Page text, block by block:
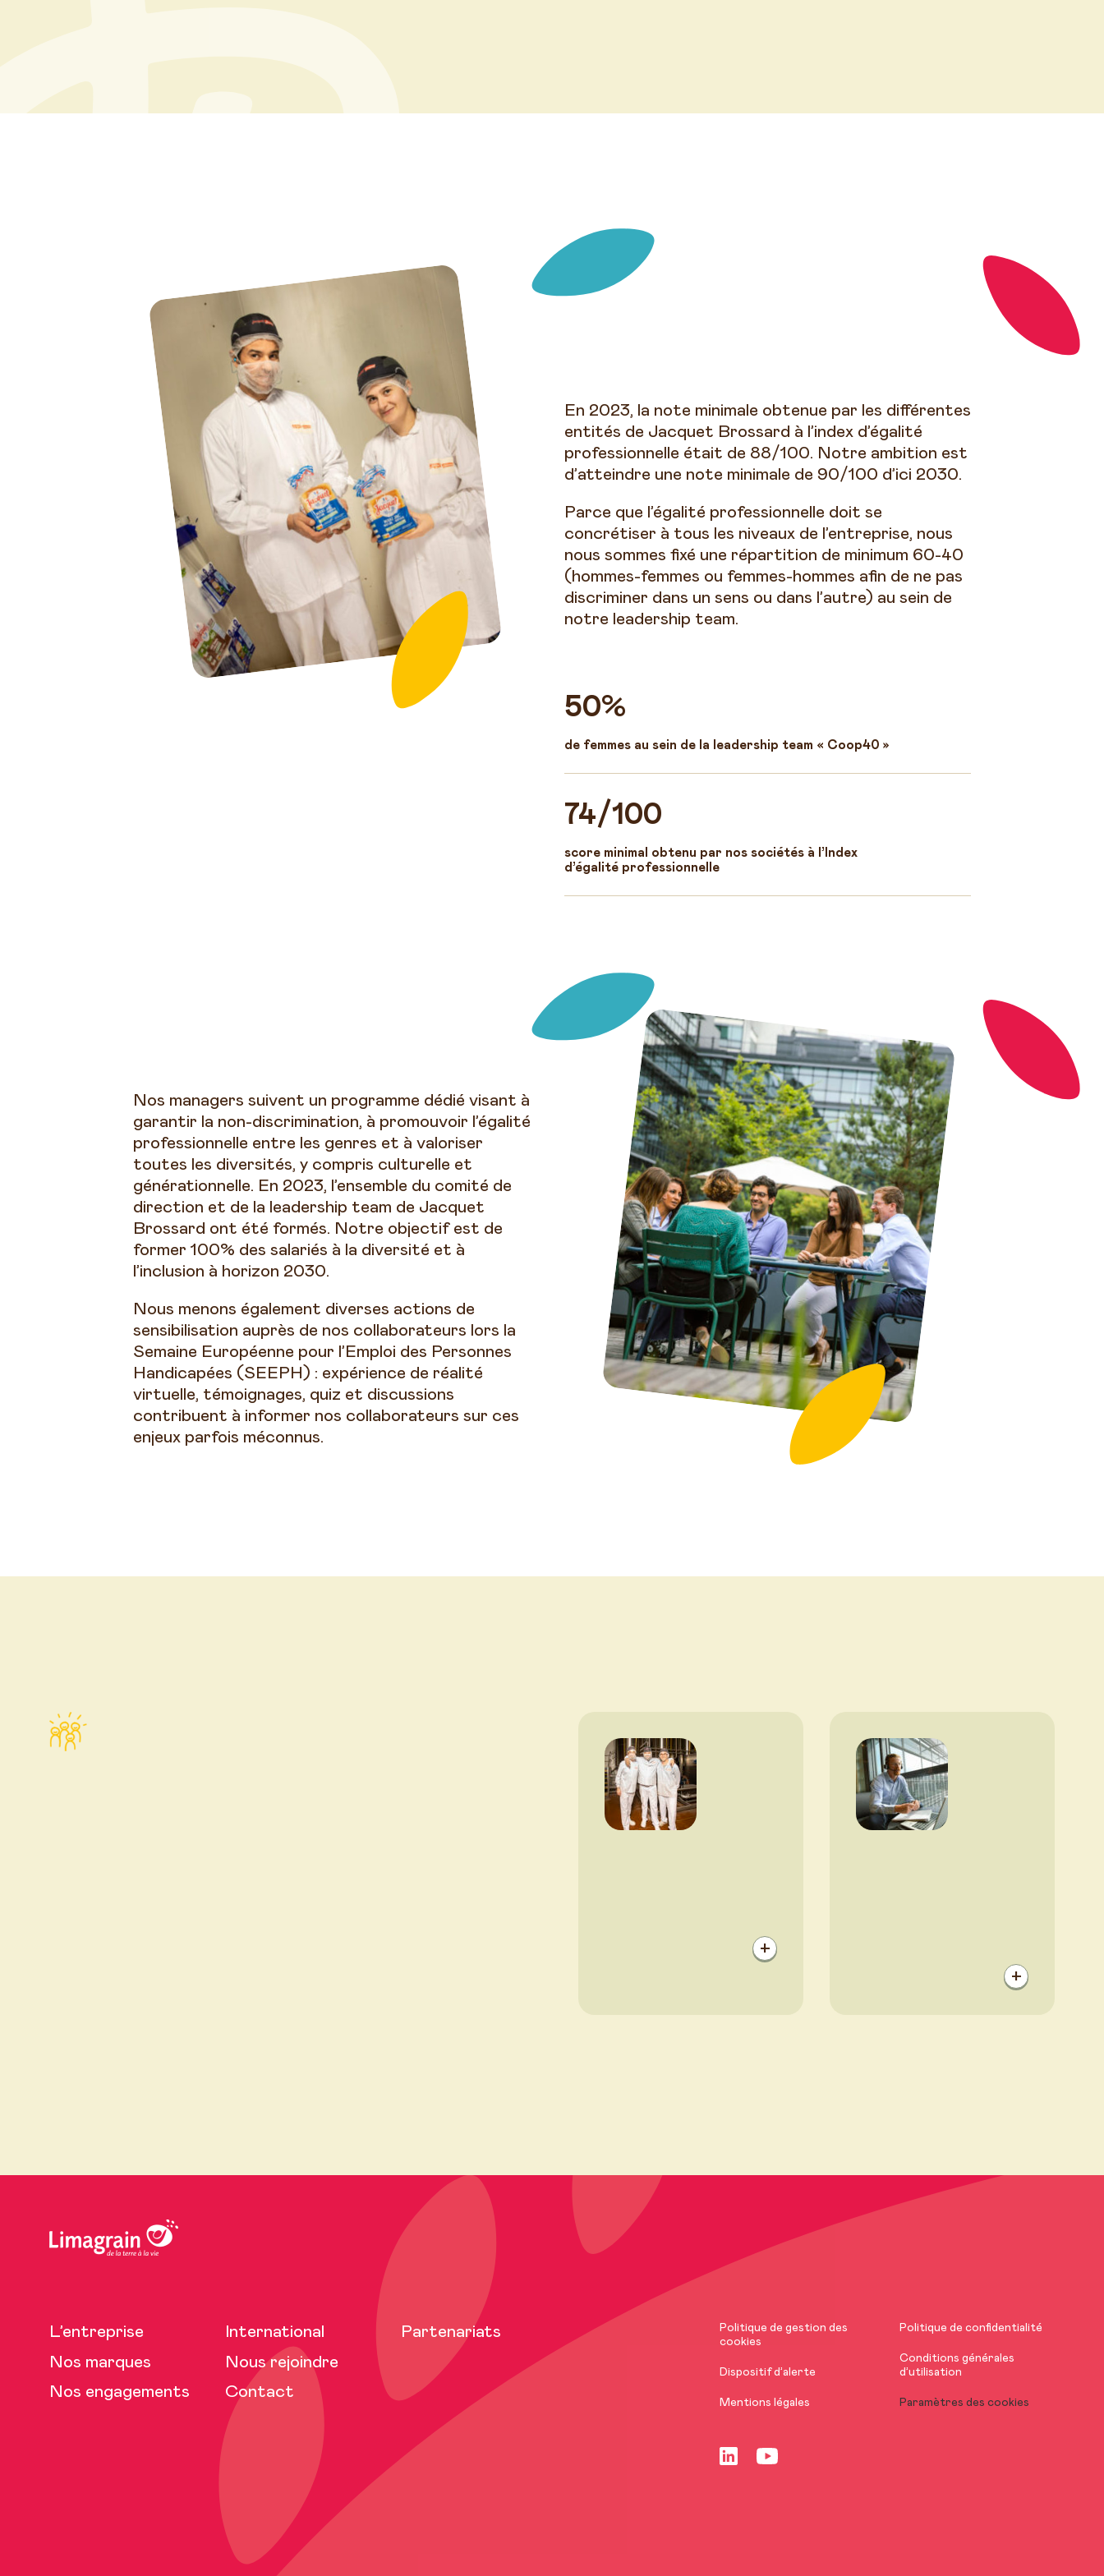
En 2023, la note minimale obtenue par les différentes
entités de Jacquet Brossard à l’index d’égalité
professionnelle était de 88/100. Notre ambition est
d’atteindre une note minimale de 90/100 d’ici 2030.
Parce que l’égalité professionnelle doit se
concrétiser à tous les niveaux de l’entreprise, nous
nous sommes fixé une répartition de minimum 60-40
(hommes-femmes ou femmes-hommes afin de ne pas
discriminer dans un sens ou dans l’autre) au sein de
notre leadership team.
50%
de femmes au sein de la leadership team « Coop40 »
74/100
score minimal obtenu par nos sociétés à l’Index
d’égalité professionnelle
Nos managers suivent un programme dédié visant à
garantir la non-discrimination, à promouvoir l’égalité
professionnelle entre les genres et à valoriser
toutes les diversités, y compris culturelle et
générationnelle. En 2023, l’ensemble du comité de
direction et de la leadership team de Jacquet
Brossard ont été formés. Notre objectif est de
former 100% des salariés à la diversité et à
l’inclusion à horizon 2030.
Nous menons également diverses actions de
sensibilisation auprès de nos collaborateurs lors la
Semaine Européenne pour l’Emploi des Personnes
Handicapées (SEEPH) : expérience de réalité
virtuelle, témoignages, quiz et discussions
contribuent à informer nos collaborateurs sur ces
enjeux parfois méconnus.
L’entreprise
Nos marques
Nos engagements
International
Nous rejoindre
Contact
Partenariats
Politique de gestion des
cookies
Dispositif d’alerte
Mentions légales
Politique de confidentialité
Conditions générales
d’utilisation
Paramètres des cookies